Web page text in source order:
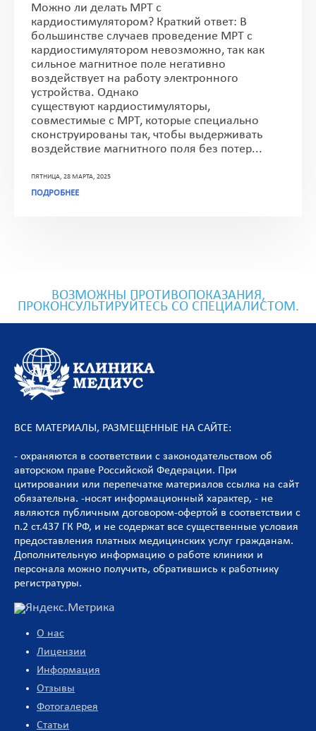
Можно ли делать МРТ с
кардиостимулятором? Краткий ответ: В
большинстве случаев проведение МРТ с
кардиостимулятором невозможно, так как
сильное магнитное поле негативно
воздействует на работу электронного
устройства. Однако
существуют кардиостимуляторы,
совместимые с МРТ, которые специально
сконструированы так, чтобы выдерживать
воздействие магнитного поля без потер...
ПЯТНИЦА, 28 МАРТА, 2025
ПОДРОБНЕЕ
ВОЗМОЖНЫ ПРОТИВОПОКАЗАНИЯ,
ПРОКОНСУЛЬТИРУЙТЕСЬ СО СПЕЦИАЛИСТОМ.
ВСЕ МАТЕРИАЛЫ, РАЗМЕЩЕННЫЕ НА САЙТЕ:
- охраняются в соответствии с законодательством об
авторском праве Российской Федерации. При
цитировании или перепечатке материалов ссылка на сайт
обязательна. -носят информационный характер, - не
являются публичным договором-офертой в соответствии с
п.2 ст.437 ГК РФ, и не содержат все существенные условия
предоставления платных медицинских услуг гражданам.
Дополнительную информацию о работе клиники и
персонала можно получить, обратившись к работнику
регистратуры.
О нас
Лицензии
Информация
Отзывы
Фотогалерея
Статьи